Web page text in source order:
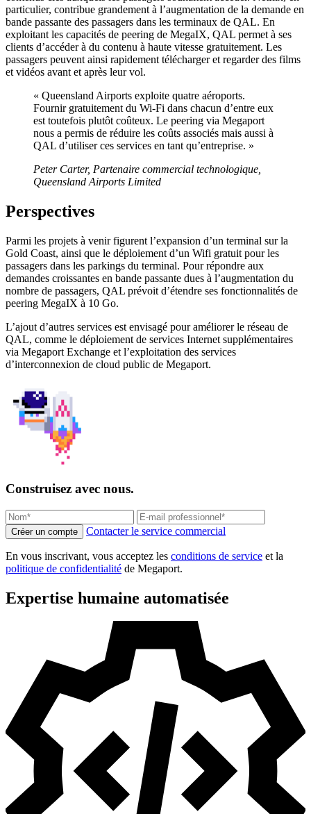
particulier, contribue grandement à l’augmentation de la demande en
bande passante des passagers dans les terminaux de QAL. En
exploitant les capacités de peering de MegaIX, QAL permet à ses
clients d’accéder à du contenu à haute vitesse gratuitement. Les
passagers peuvent ainsi rapidement télécharger et regarder des films
et vidéos avant et après leur vol.
« Queensland Airports exploite quatre aéroports.
Fournir gratuitement du Wi-Fi dans chacun d’entre eux
est toutefois plutôt coûteux. Le peering via Megaport
nous a permis de réduire les coûts associés mais aussi à
QAL d’utiliser ces services en tant qu’entreprise. »
Peter Carter, Partenaire commercial technologique,
Queensland Airports Limited
Perspectives
Parmi les projets à venir figurent l’expansion d’un terminal sur la
Gold Coast, ainsi que le déploiement d’un Wifi gratuit pour les
passagers dans les parkings du terminal. Pour répondre aux
demandes croissantes en bande passante dues à l’augmentation du
nombre de passagers, QAL prévoit d’étendre ses fonctionnalités de
peering MegaIX à 10 Go.
L’ajout d’autres services est envisagé pour améliorer le réseau de
QAL, comme le déploiement de services Internet supplémentaires
via Megaport Exchange et l’exploitation des services
d’interconnexion de cloud public de Megaport.
Construisez avec nous.
Créer un compte Contacter le service commercial
En vous inscrivant, vous acceptez les conditions de service et la
politique de confidentialité de Megaport.
Expertise humaine automatisée